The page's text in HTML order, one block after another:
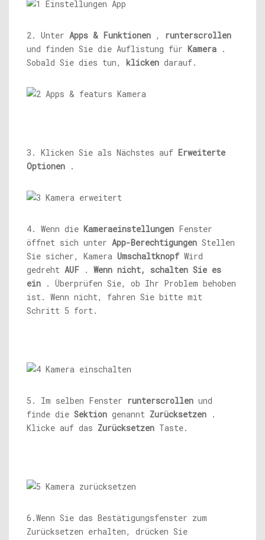
2. Unter Apps & Funktionen , runterscrollen
und finden Sie die Auflistung für Kamera .
Sobald Sie dies tun, klicken darauf.
3. Klicken Sie als Nächstes auf Erweiterte
Optionen .
4. Wenn die Kameraeinstellungen Fenster
öffnet sich unter App-Berechtigungen Stellen
Sie sicher, Kamera Umschaltknopf Wird
gedreht AUF . Wenn nicht, schalten Sie es
ein . Überprüfen Sie, ob Ihr Problem behoben
ist. Wenn nicht, fahren Sie bitte mit
Schritt 5 fort.
5. Im selben Fenster runterscrollen und
finde die Sektion genannt Zurücksetzen .
Klicke auf das Zurücksetzen Taste.
6.Wenn Sie das Bestätigungsfenster zum
Zurücksetzen erhalten, drücken Sie